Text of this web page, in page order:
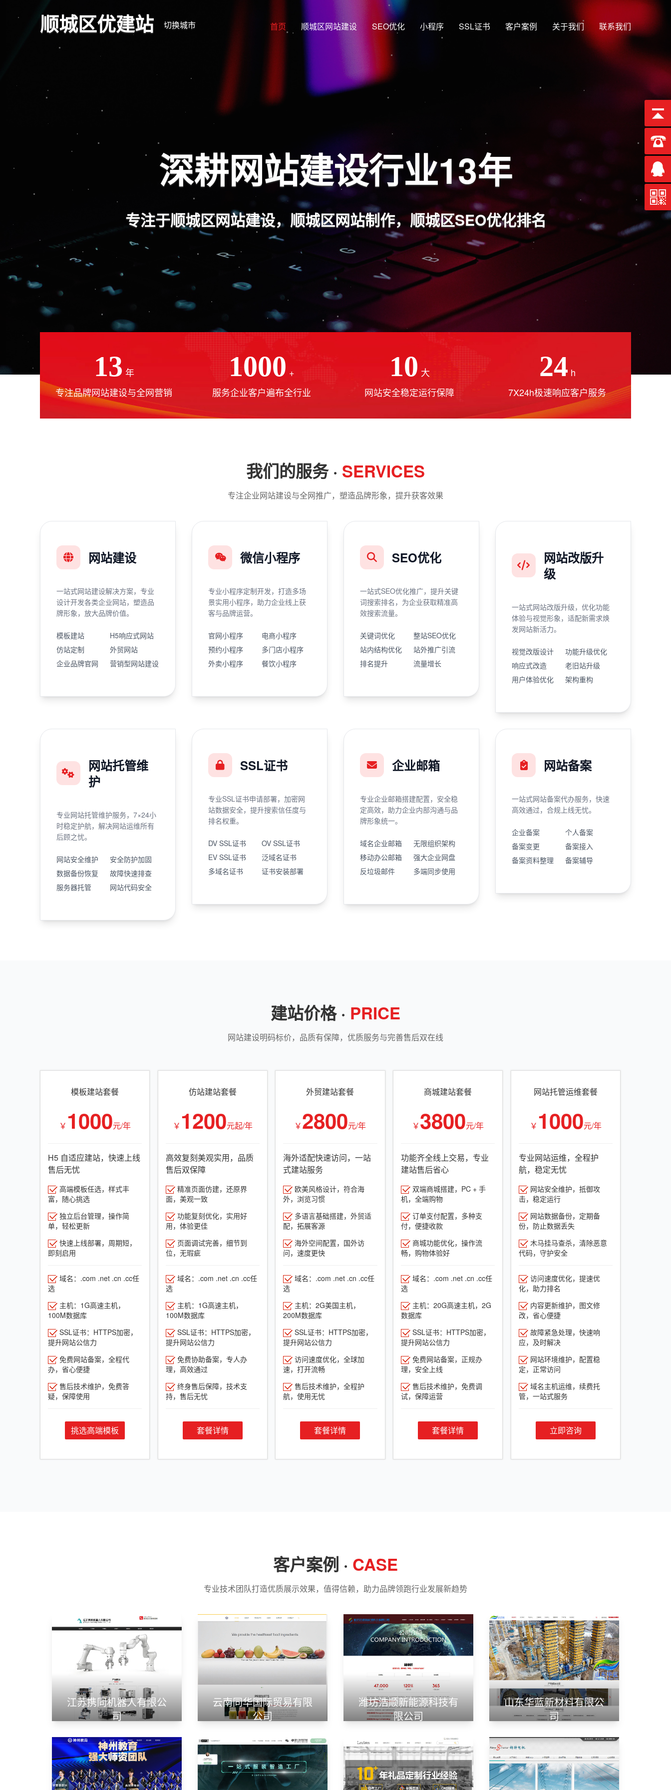
顺城区优建站 切换城市 首页 顺城区网站建设 SEO优化 小程序 SSL证书 客户案例 关于我们 联系我们
13 年
专注品牌网站建设与全网营销
1000 +
服务企业客户遍布全行业
10 大
网站安全稳定运行保障
24 h
7X24h极速响应客户服务
我们的服务 · SERVICES
专注企业网站建设与全网推广，塑造品牌形象，提升获客效果
网站建设
一站式网站建设解决方案，专业
设计开发各类企业网站，塑造品
牌形象，放大品牌价值。
模板建站
H5响应式网站
仿站定制
外贸网站
企业品牌官网
营销型网站建设
微信小程序
专业小程序定制开发，打造多场
景实用小程序，助力企业线上获
客与品牌运营。
官网小程序
电商小程序
预约小程序
多门店小程序
外卖小程序
餐饮小程序
SEO优化
一站式SEO优化推广，提升关键
词搜索排名，为企业获取精准高
效搜索流量。
关键词优化
整站SEO优化
站内结构优化
站外推广引流
排名提升
流量增长
网站改版升
级
一站式网站改版升级，优化功能
体验与视觉形象，适配新需求焕
发网站新活力。
视觉改版设计
功能升级优化
响应式改造
老旧站升级
用户体验优化
架构重构
网站托管维
护
专业网站托管维护服务，7×24小
时稳定护航，解决网站运维所有
后顾之忧。
网站安全维护
安全防护加固
数据备份恢复
故障快速排查
服务器托管
网站代码安全
SSL证书
专业SSL证书申请部署，加密网
站数据安全，提升搜索信任度与
排名权重。
DV SSL证书
OV SSL证书
EV SSL证书
泛域名证书
多域名证书
证书安装部署
企业邮箱
专业企业邮箱搭建配置，安全稳
定高效，助力企业内部沟通与品
牌形象统一。
域名企业邮箱
无限组织架构
移动办公邮箱
强大企业网盘
反垃圾邮件
多端同步使用
网站备案
一站式网站备案代办服务，快速
高效通过，合规上线无忧。
企业备案
个人备案
备案变更
备案接入
备案资料整理
备案辅导
建站价格 · PRICE
网站建设明码标价，品质有保障，优质服务与完善售后双在线
模板建站套餐
￥ 1000元/年
H5 自适应建站，快速上线
售后无忧
高端模板任选，样式丰
富，随心挑选
独立后台管理，操作简
单，轻松更新
快速上线部署，周期短，
即刻启用
域名：.com .net .cn .cc任
选
主机：1G高速主机，
100M数据库
SSL证书：HTTPS加密，
提升网站公信力
免费网站备案，全程代
办，省心便捷
售后技术维护，免费答
疑，保障使用
挑选高端模板
仿站建站套餐
￥ 1200元起/年
高效复刻美观实用，品质
售后双保障
精准页面仿建，还原界
面，美观一致
功能复刻优化，实用好
用，体验更佳
页面调试完善，细节到
位，无瑕疵
域名：.com .net .cn .cc任
选
主机：1G高速主机，
100M数据库
SSL证书：HTTPS加密，
提升网站公信力
免费协助备案，专人办
理，高效通过
终身售后保障，技术支
持，售后无忧
套餐详情
外贸建站套餐
￥2800元/年
海外适配快速访问，一站
式建站服务
欧美风格设计，符合海
外，浏览习惯
多语言基础搭建，外贸适
配，拓展客源
海外空间配置，国外访
问，速度更快
域名：.com .net .cn .cc任
选
主机：2G美国主机，
200M数据库
SSL证书：HTTPS加密，
提升网站公信力
访问速度优化，全球加
速，打开流畅
售后技术维护，全程护
航，使用无忧
套餐详情
商城建站套餐
￥3800元/年
功能齐全线上交易，专业
建站售后省心
双端商城搭建，PC + 手
机，全端购物
订单支付配置，多种支
付，便捷收款
商城功能优化，操作流
畅，购物体验好
域名：.com .net .cn .cc任
选
主机：20G高速主机，2G
数据库
SSL证书：HTTPS加密，
提升网站公信力
免费网站备案，正规办
理，安全上线
售后技术维护，免费调
试，保障运营
套餐详情
网站托管运维套餐
￥ 1000元/年
专业网站运维，全程护
航，稳定无忧
网站安全维护，抵御攻
击，稳定运行
网站数据备份，定期备
份，防止数据丢失
木马挂马查杀，清除恶意
代码，守护安全
访问速度优化，提速优
化，助力排名
内容更新维护，图文修
改，省心便捷
故障紧急处理，快速响
应，及时解决
网站环境维护，配置稳
定，正常访问
域名主机运维，续费托
管，一站式服务
立即咨询
客户案例 · CASE
专业技术团队打造优质展示效果，值得信赖，助力品牌领跑行业发展新趋势
江苏携同机器人有限公
司
云南同华国际贸易有限
公司
潍坊浩顺新能源科技有
限公司
山东华蓝新材料有限公
司